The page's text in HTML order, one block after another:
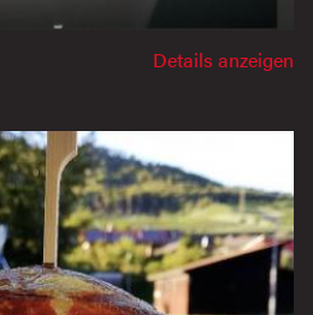
Details anzeigen